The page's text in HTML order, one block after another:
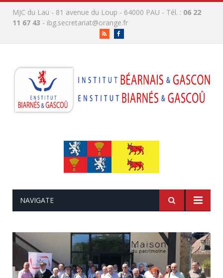
MJC du Laü - 81 avenue du Loup - 64000 PAU - Tél. : 06 22
11 67 43 - ibg.secretariat@orange.fr
RSS
NAVIGATE